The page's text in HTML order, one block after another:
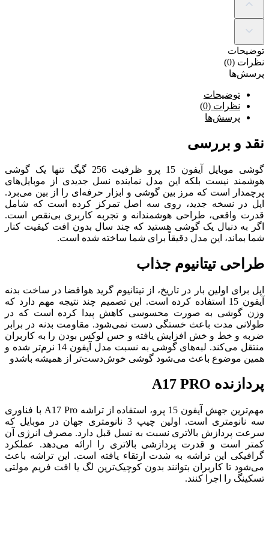
توضیحات
نظرات (0)
پرسش‌ها
توضیحات
نظرات (0)
پرسش‌ها
نقد و بررسی
گوشی موبایل آیفون 15 پرو ظرفیت 256 گیگ تنها یک گوشی
هوشمند نیست بلکه این مدل نماینده نسل جدیدی از موبایل‌های
پرچمدار است که مرز بین گوشی و ابزار حرفه‌ای را از بین می‌برد.
اپل در نسخه جدید، روی سه اصل تمرکز کرده است که شامل
قدرت واقعی، طراحی هوشمندانه و تجربه کاربری بی‌نقص است.
اگر به دنبال یک گوشی هستید که چند سال بدون افت کیفیت کنار
شما بماند، این مدل دقیقاً برای شما ساخته شده است.
طراحی تیتانیوم جذاب
اپل برای اولین بار در تاریخ، از تیتانیوم گرید هوافضا در ساخت بدنه
آیفون 15 استفاده کرده است. این تصمیم چند نتیجه مهم دارد که
وزن گوشی به صورت محسوسی کاهش پیدا کرده است که در
طولانی مدت باعث خستگی دست نمی‌شود. مقاومت بدنه در برابر
ضربه و خط و خش افزایش یافته و حس لوکس بودن را به کاربران
منتقل می‌کند. لبه‌های گوشی به نسبت مدل آیفون 14 نرم‌تر شده و
همین موضوع باعث می‌شود گوشی خوش‌دست‌تر از همیشه باشدو
پردازنده A17 PRO
مهم‌ترین جهش آیفون 15 پرو، استفاده از تراشه A17 Pro با فناوری
سه نانومتری است. اولین چیپ 3 نانومتری جهان در موبایل که
سرعت پردازش بالاتری نسبت به نسل قبل دارد. مصرف انرژی آن
کمتر است و قدرت پردازشی بالا‌تری را ارائه می‌دهد. عملکرد
گرافیکی این تراشه به شدت ارتقاء یافته است. این تراشه باعث
می‌شود تا کاربران بتوانند بدون کوچیک‌ترین لگ یا افت فریم مولتی
تسکینگ را اجرا کنند.
پاسخگوی سوالات شما هستیم